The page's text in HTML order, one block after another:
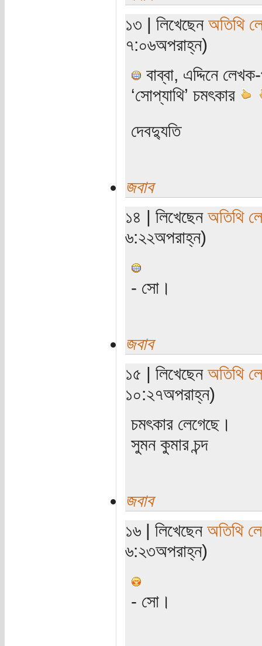
১৩ | লিখেছেন অতিথি
৭:০৬অপরাহ্ন)
বাব্বা, এদ্দিনে
‘সোপ্যাথি’ চমৎকার
দেবদ্যুতি
জবাব
১৪ | লিখেছেন অতিথি
৬:২২অপরাহ্ন)
- সো।
জবাব
১৫ | লিখেছেন অতিথি
১০:২৭অপরাহ্ন)
চমৎকার লেগেছে।
সুমন কুমার চন্দ
জবাব
১৬ | লিখেছেন অতিথি
৬:২৩অপরাহ্ন)
- সো।